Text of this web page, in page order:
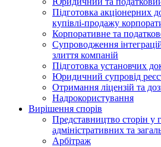
Підготовка акціонерних
купівлі-продажу
Корпоративне та
Супроводження
злиття компаній
Підготовка установчих
Юридичний супровід
Отримання ліцензій та
Надрокористування
Вирішення спорів
Представництво сторін у
адміністративних та
Арбітраж